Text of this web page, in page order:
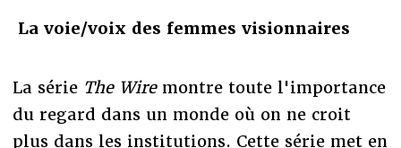
La voie/voix des femmes visionnaires
La série The Wiremontre toute l'importance
du regard dans un monde où on ne croit
plus dans les institutions. Cette série met en